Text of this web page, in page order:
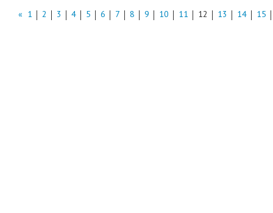
« 1 2 3 4 5 6 7 8 9 10 11 12 13 14 15